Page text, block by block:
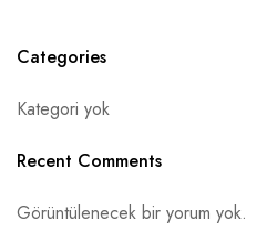
Categories
Kategori yok
Recent Comments
Görüntülenecek bir yorum yok.